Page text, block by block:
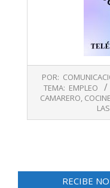
POR:
TEMA: EMPLEO
CAMARERO,
RECIBE